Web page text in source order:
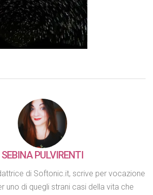
SEBINA PULVIRENTI
di Softonic.it, scrive per vocazione
uno di quegli strani casi della vita che